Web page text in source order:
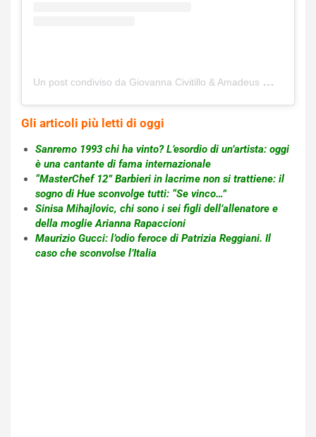
Un post condiviso da Giovanna Civitillo & Amadeus 💑 (@giovanna_e_amadeus)
Gli articoli più letti di oggi
Sanremo 1993 chi ha vinto? L’esordio di un’artista: oggi
è una cantante di fama internazionale
“MasterChef 12” Barbieri in lacrime non si trattiene: il
sogno di Hue sconvolge tutti: “Se vinco…”
Sinisa Mihajlovic, chi sono i sei figli dell’allenatore e
della moglie Arianna Rapaccioni
Maurizio Gucci: l’odio feroce di Patrizia Reggiani. Il
caso che sconvolse l’Italia